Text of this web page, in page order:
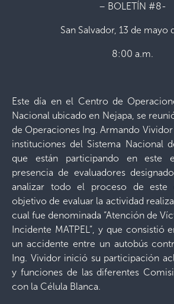
– BOLETÍN #8-
San Salvador, 13 de mayo
8:00 a.m.
Este día en el Centro de
Nacional ubicado en Nejapa, se
de Operaciones Ing. Armando
instituciones del Sistema Nacional
que están participando en este
presencia de evaluadores
analizar todo el proceso de
objetivo de evaluar la actividad
cual fue denominada “Atención de
Incidente MATPEL”, y que consistió
un accidente entre un autobús
Ing. Vividor inició su participación
y funciones de las diferentes
con la Célula Blanca.